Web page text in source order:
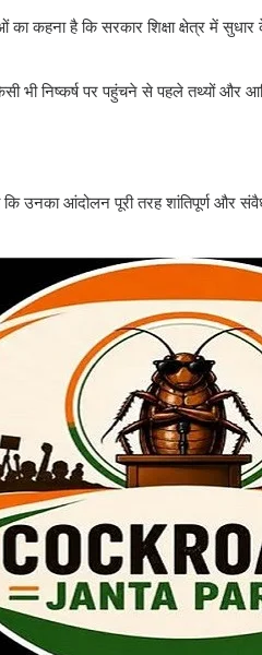
कहना है कि सरकार शिक्षा क्षेत्र में सुधार
भी निष्कर्ष पर पहुंचने से पहले तथ्यों और
उनका आंदोलन पूरी तरह शांतिपूर्ण और